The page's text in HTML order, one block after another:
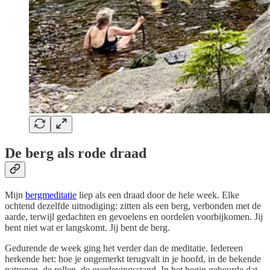
De berg als rode draad
Mijn bergmeditatie liep als een draad door de hele week. Elke
ochtend dezelfde uitnodiging: zitten als een berg, verbonden met de
aarde, terwijl gedachten en gevoelens en oordelen voorbijkomen. Jij
bent niet wat er langskomt. Jij bent de berg.
Gedurende de week ging het verder dan de meditatie. Iedereen
herkende het: hoe je ongemerkt terugvalt in je hoofd, in de bekende